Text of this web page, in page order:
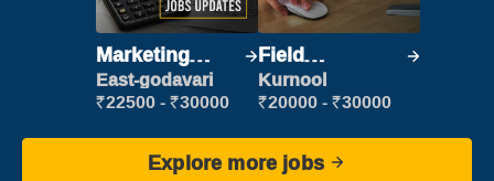
Marketing
Executive
East-godavari
₹22500 - ₹30000
Field
Marketing
Executive
Kurnool
₹20000 - ₹30000
Explore more jobs